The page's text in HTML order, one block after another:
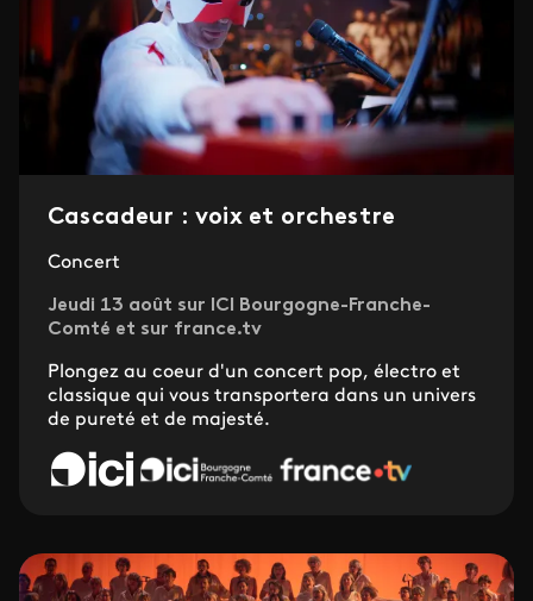
Cascadeur : voix et orchestre
Concert
Jeudi 13 août sur ICI Bourgogne-Franche-
Comté et sur france.tv
Plongez au coeur d'un concert pop, électro et
classique qui vous transportera dans un univers
de pureté et de majesté.